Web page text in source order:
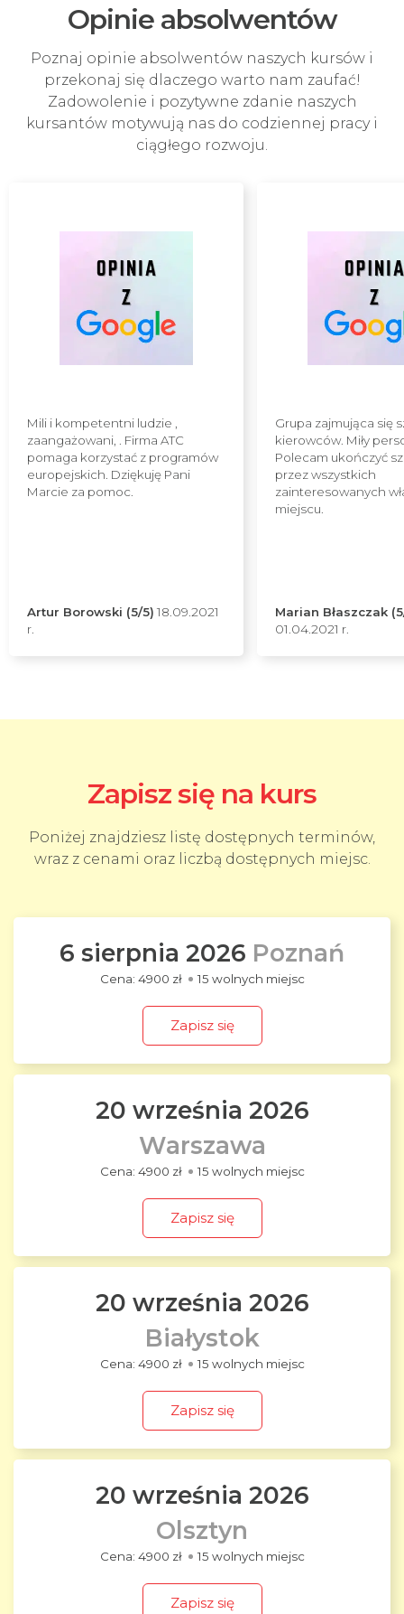
Opinie absolwentów
Poznaj opinie absolwentów naszych kursów i
przekonaj się dlaczego warto nam zaufać!
Zadowolenie i pozytywne zdanie naszych
kursantów motywują nas do codziennej pracy i
ciągłego rozwoju.
Mili i kompetentni ludzie ,
zaangażowani, . Firma ATC
pomaga korzystać z programów
europejskich. Dziękuję Pani
Marcie za pomoc.
Artur Borowski (5/5) 18.09.2021
r.
Grupa zajmująca się
kierowców. Miły
Polecam ukończyć
przez wszystkich
zainteresowanych
miejscu.
Marian Błaszczak
01.04.2021 r.
Zapisz się na kurs
Poniżej znajdziesz listę dostępnych terminów,
wraz z cenami oraz liczbą dostępnych miejsc.
6 sierpnia 2026 Poznań
4900 zł 15 wolnych miejsc
Zapisz się
20 września 2026
Warszawa
4900 zł 15 wolnych miejsc
Zapisz się
20 września 2026
Białystok
4900 zł 15 wolnych miejsc
Zapisz się
20 września 2026
Olsztyn
4900 zł 15 wolnych miejsc
Zapisz się